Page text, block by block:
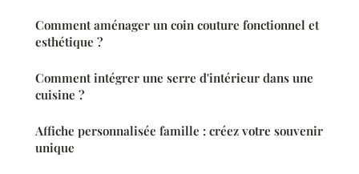
Comment aménager un coin couture fonctionnel et
esthétique ?
Comment intégrer une serre d'intérieur dans une
cuisine ?
Affiche personnalisée famille : créez votre souvenir
unique